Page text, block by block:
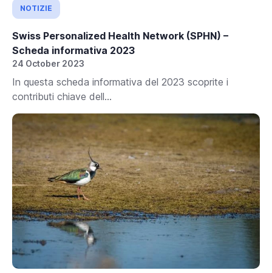
NOTIZIE
Swiss Personalized Health Network (SPHN) –
Scheda informativa 2023
24 October 2023
In questa scheda informativa del 2023 scoprite i
contributi chiave dell...